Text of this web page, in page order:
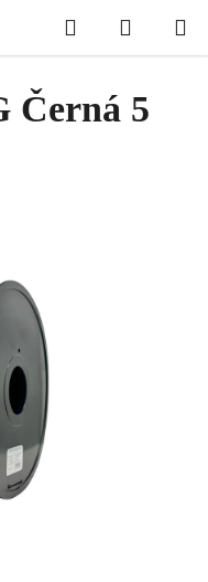
Hledat
KOŠÍK
Černá 5